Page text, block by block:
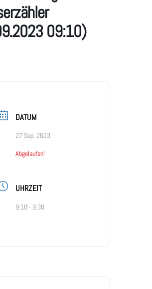
09:10)
DATUM
27 Sep. 2023
Abgelaufen!
UHRZEIT
9:10 - 9:30